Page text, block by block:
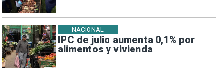
IPC de julio aumenta 0,1% por
alimentos y vivienda
NACIONAL